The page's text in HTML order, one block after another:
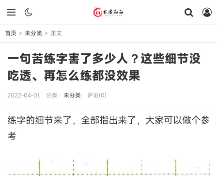
首页 > 未分类 > 正文
一句苦练字害了多少人？这些细节没
吃透、再怎么练都没效果
2022-04-01 分类： 未分类 评论(0)
练字的细节来了，全部指出来了，大家可以做个参
考